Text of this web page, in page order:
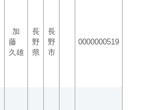
加
藤
久雄
長
野
県
長
野
市
0000000519